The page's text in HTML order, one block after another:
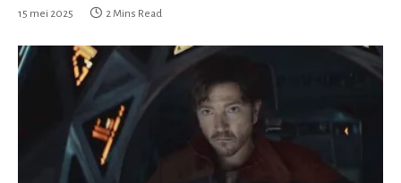
15 mei 2025 2 Mins Read